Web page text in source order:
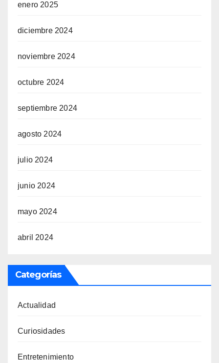
enero 2025
diciembre 2024
noviembre 2024
octubre 2024
septiembre 2024
agosto 2024
julio 2024
junio 2024
mayo 2024
abril 2024
Categorías
Actualidad
Curiosidades
Entretenimiento